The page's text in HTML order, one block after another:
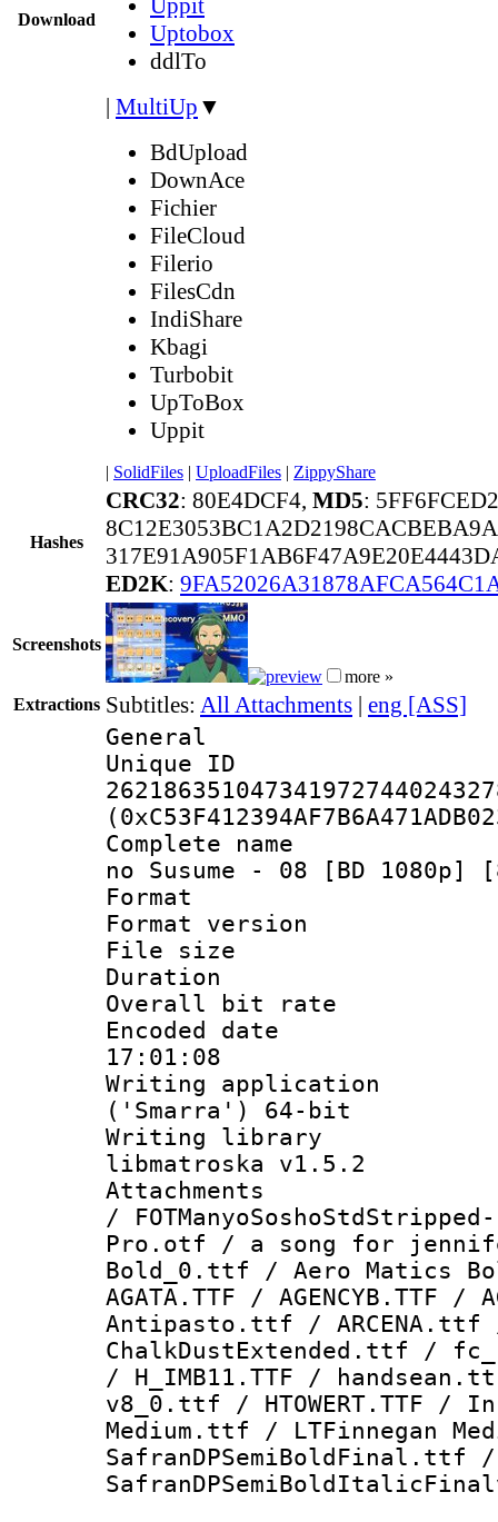
Download
Uppit
Uptobox
ddlTo
| MultiUp ▼
BdUpload
DownAce
Fichier
FileCloud
Filerio
FilesCdn
IndiShare
Kbagi
Turbobit
UpToBox
Uppit
| SolidFiles | UploadFiles | ZippyShare
Hashes
CRC32: 80E4DCF4, MD5:
ED2K:
Screenshots
more »
Extractions Subtitles: All Attachments | eng [ASS]
General
Complete
no Susume - 08 [BD 1080p]
Format :
Format
File size :
Duration :
Overall bit
Encoded date
17:01:08
Writing
('Smarra') 64-bit
Writing library
libmatroska v1.5.2
Attachments :
/
Pro.otf / a song for
Bold_0.ttf / Aero Matics
AGATA.TTF / AGENCYB.TTF
Antipasto.ttf / ARCENA.ttf
ChalkDustExtended.ttf /
/ H_IMB11.TTF /
v8_0.ttf / HTOWERT.TTF /
Medium.ttf / LTFinnegan
SafranDPSemiBoldFinal.ttf /